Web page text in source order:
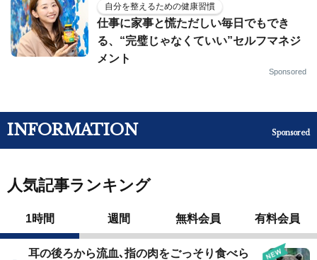
自分を整えるための健康習慣
仕事に家事と慌ただしい毎日でもでき
る、“完璧じゃなくていい”セルフマネジ
メント
Sponsored
INFORMATION Sponsored
人気記事ランキング
1時間 週間 無料会員 有料会員
耳の後ろから流血､指の肉をごっそり食べら